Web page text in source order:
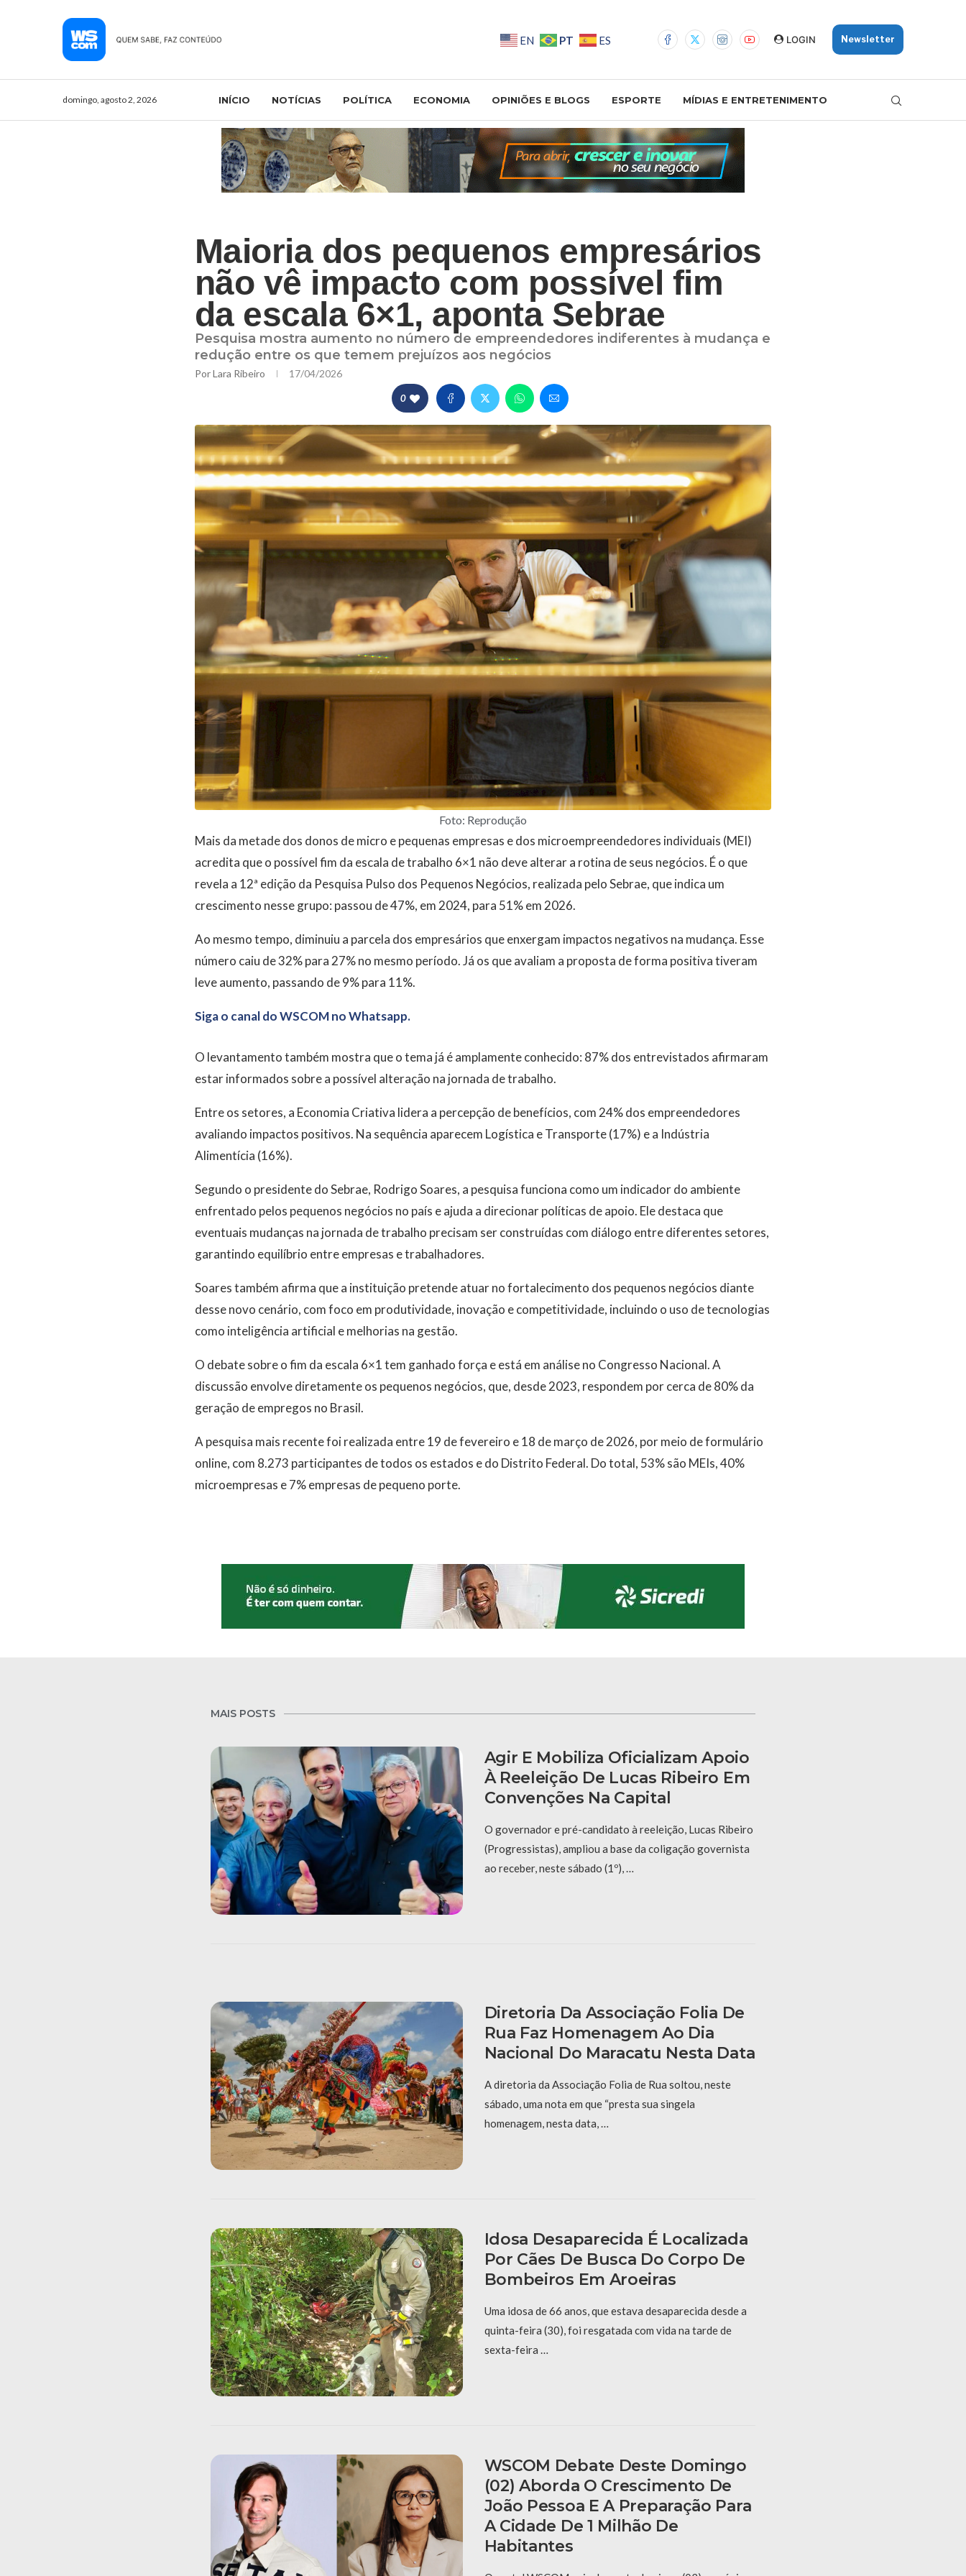
EN PT ES LOGIN Newsletter
domingo, agosto 2, 2026 INÍCIO NOTÍCIAS POLÍTICA ECONOMIA OPINIÕES E BLOGS ESPORTE MÍDIAS E ENTRETENIMENTO
Maioria dos pequenos empresários
não vê impacto com possível fim
da escala 6×1, aponta Sebrae
Pesquisa mostra aumento no número de empreendedores indiferentes à mudança e
redução entre os que temem prejuízos aos negócios
PorLara Ribeiro 17/04/2026
0
Foto: Reprodução
Mais da metade dos donos de micro e pequenas empresas e dos microempreendedores individuais (MEI)
acredita que o possível fim da escala de trabalho 6×1 não deve alterar a rotina de seus negócios. É o que
revela a 12ª edição da Pesquisa Pulso dos Pequenos Negócios, realizada pelo Sebrae, que indica um
crescimento nesse grupo: passou de 47%, em 2024, para 51% em 2026.
Ao mesmo tempo, diminuiu a parcela dos empresários que enxergam impactos negativos na mudança. Esse
número caiu de 32% para 27% no mesmo período. Já os que avaliam a proposta de forma positiva tiveram
leve aumento, passando de 9% para 11%.
Siga o canal do WSCOM no Whatsapp.
O levantamento também mostra que o tema já é amplamente conhecido: 87% dos entrevistados afirmaram
estar informados sobre a possível alteração na jornada de trabalho.
Entre os setores, a Economia Criativa lidera a percepção de benefícios, com 24% dos empreendedores
avaliando impactos positivos. Na sequência aparecem Logística e Transporte (17%) e a Indústria
Alimentícia (16%).
Segundo o presidente do Sebrae, Rodrigo Soares, a pesquisa funciona como um indicador do ambiente
enfrentado pelos pequenos negócios no país e ajuda a direcionar políticas de apoio. Ele destaca que
eventuais mudanças na jornada de trabalho precisam ser construídas com diálogo entre diferentes setores,
garantindo equilíbrio entre empresas e trabalhadores.
Soares também afirma que a instituição pretende atuar no fortalecimento dos pequenos negócios diante
desse novo cenário, com foco em produtividade, inovação e competitividade, incluindo o uso de tecnologias
como inteligência artificial e melhorias na gestão.
O debate sobre o fim da escala 6×1 tem ganhado força e está em análise no Congresso Nacional. A
discussão envolve diretamente os pequenos negócios, que, desde 2023, respondem por cerca de 80% da
geração de empregos no Brasil.
A pesquisa mais recente foi realizada entre 19 de fevereiro e 18 de março de 2026, por meio de formulário
online, com 8.273 participantes de todos os estados e do Distrito Federal. Do total, 53% são MEIs, 40%
microempresas e 7% empresas de pequeno porte.
MAIS POSTS
Agir E Mobiliza Oficializam Apoio
À Reeleição De Lucas Ribeiro Em
Convenções Na Capital
O governador e pré-candidato à reeleição, Lucas Ribeiro
(Progressistas), ampliou a base da coligação governista
ao receber, neste sábado (1º), …
Diretoria Da Associação Folia De
Rua Faz Homenagem Ao Dia
Nacional Do Maracatu Nesta Data
A diretoria da Associação Folia de Rua soltou, neste
sábado, uma nota em que “presta sua singela
homenagem, nesta data, …
Idosa Desaparecida É Localizada
Por Cães De Busca Do Corpo De
Bombeiros Em Aroeiras
Uma idosa de 66 anos, que estava desaparecida desde a
quinta-feira (30), foi resgatada com vida na tarde de
sexta-feira …
WSCOM Debate Deste Domingo
(02) Aborda O Crescimento De
João Pessoa E A Preparação Para
A Cidade De 1 Milhão De
Habitantes